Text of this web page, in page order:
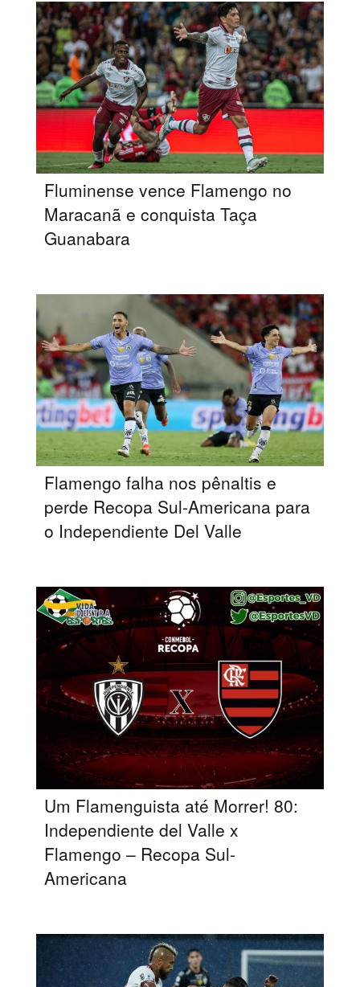
Fluminense vence Flamengo no
Maracanã e conquista Taça
Guanabara
Flamengo falha nos pênaltis e
perde Recopa Sul-Americana para
o Independiente Del Valle
Um Flamenguista até Morrer! 80:
Independiente del Valle x
Flamengo – Recopa Sul-
Americana